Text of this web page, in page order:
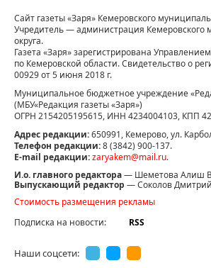
Сайт газеты «Заря» Кемеровского
Учредитель — администрация Кемеровского
округа.
Газета «Заря» зарегистрирована
по Кемеровской области. Свидетельство о
00929 от 5 июня 2018 г.
Муниципальное бюджетное учреждение
(МБУ«Редакция газеты «Заря»)
ОГРН 2154205195615, ИНН 4234004103, КПП
Адрес редакции:650991, Кемерово, ул.
Телефон редакции:8 (3842) 900-137.
E-mail редакции:zaryakem@mail.ru.
И.о. главного редактора— Шеметова Алиш
Выпускающий редактор — Соколов
Стоимость размещения рекламы
Подписка на новости:
RSS
Наши соцсети: